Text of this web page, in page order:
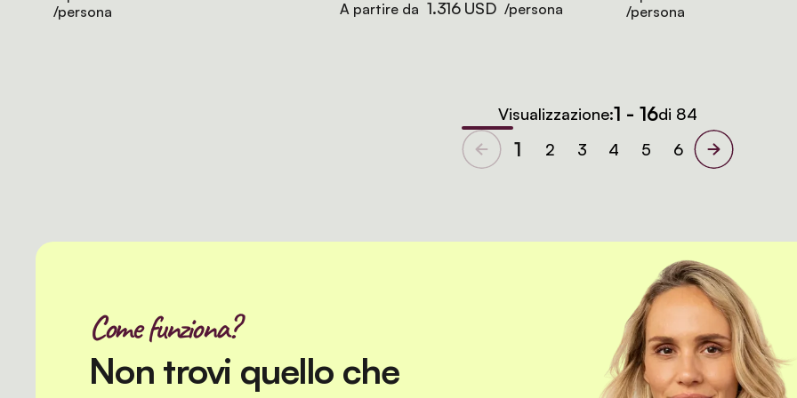
/persona A partire da 1.316 USD /persona /persona
Visualizzazione:1 - 16di 84
1 2 3 4 5 6
Come funziona?
Non trovi quello che